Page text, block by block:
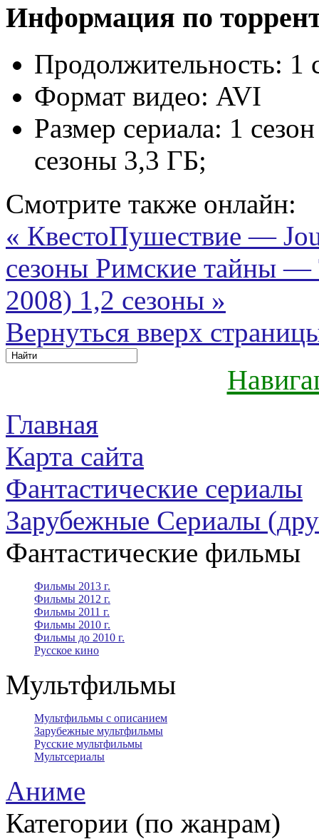
Информация по
Продолжительность: 1
Формат видео: AVI
Размер сериала: 1
сезоны 3,3 ГБ;
Смотрите также онлайн:
« КвестоПушествие —
сезоны Римские тайны —
2008) 1,2 сезоны »
Вернуться вверх
Главная
Карта сайта
Фантастические сериалы
Зарубежные Сериалы
Фантастические фильмы
Фильмы 2013 г.
Фильмы 2012 г.
Фильмы 2011 г.
Фильмы 2010 г.
Фильмы до 2010 г.
Русское кино
Мультфильмы
Мультфильмы с описанием
Зарубежные мультфильмы
Русские мультфильмы
Мультсериалы
Аниме
Категории (по жанрам)